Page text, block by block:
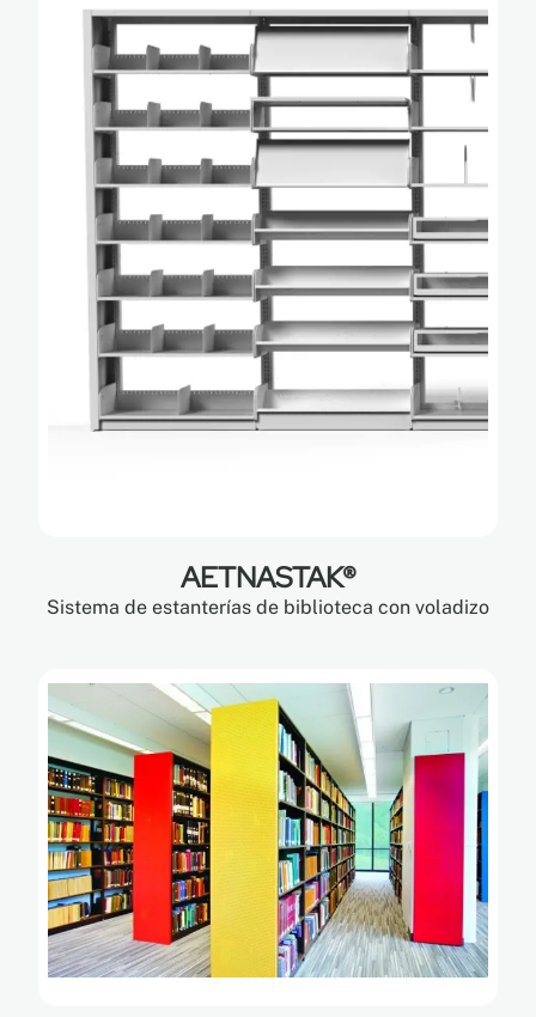
AETNASTAK®
Sistema de estanterías de biblioteca con voladizo